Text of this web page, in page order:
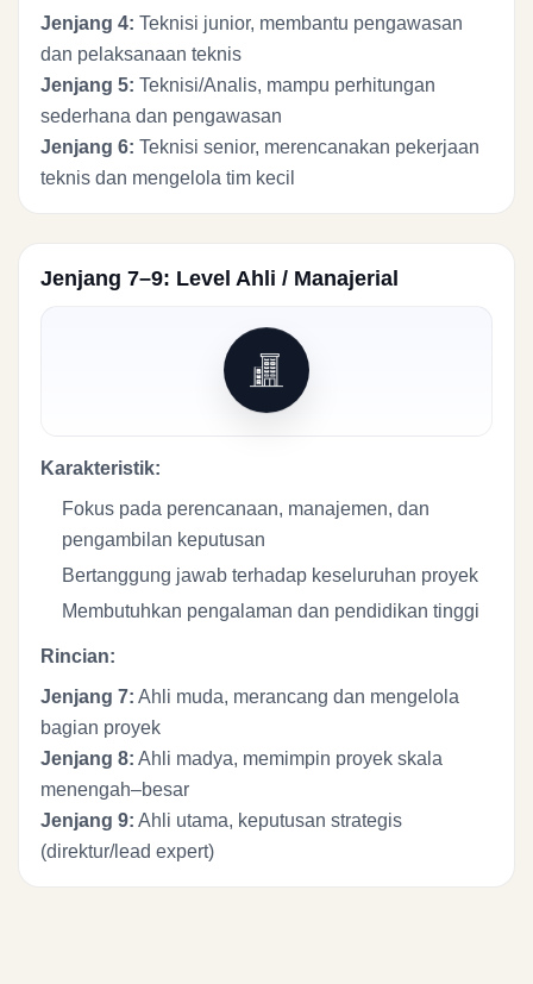
Jenjang 4: Teknisi junior, membantu pengawasan
dan pelaksanaan teknis
Jenjang 5: Teknisi/Analis, mampu perhitungan
sederhana dan pengawasan
Jenjang 6: Teknisi senior, merencanakan pekerjaan
teknis dan mengelola tim kecil
Jenjang 7–9: Level Ahli / Manajerial
Karakteristik:
Fokus pada perencanaan, manajemen, dan
pengambilan keputusan
Bertanggung jawab terhadap keseluruhan proyek
Membutuhkan pengalaman dan pendidikan tinggi
Rincian:
Jenjang 7: Ahli muda, merancang dan mengelola
bagian proyek
Jenjang 8: Ahli madya, memimpin proyek skala
menengah–besar
Jenjang 9: Ahli utama, keputusan strategis
(direktur/lead expert)